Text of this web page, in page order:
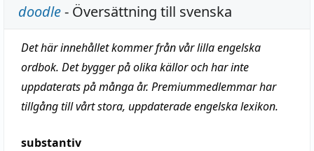
doodle- Översättning till svenska
Det här innehållet kommer från vår lilla engelska
ordbok. Det bygger på olika källor och har inte
uppdaterats på många år. Premiummedlemmar har
tillgång till vårt stora, uppdaterade engelska lexikon.
substantiv